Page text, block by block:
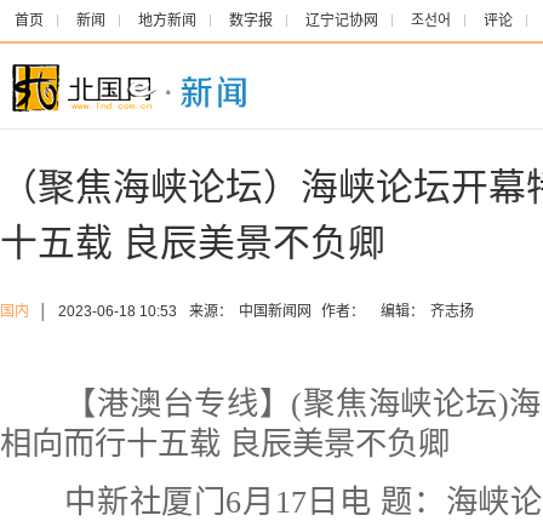
首页 新闻 地方新闻 数字报 辽宁记协网 조선어 评论
（聚焦海峡论坛）海峡论坛开
十五载 良辰美景不负卿
国内 2023-06-18 10:53 来源： 中国新闻网 作者： 编辑： 齐志扬
【港澳台专线】(聚焦海峡论坛)海
相向而行十五载 良辰美景不负卿
中新社厦门6月17日电 题：海峡论